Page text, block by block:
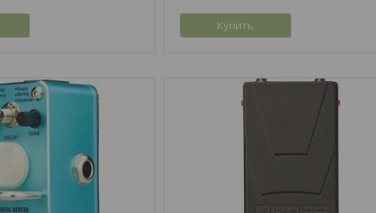
Купить